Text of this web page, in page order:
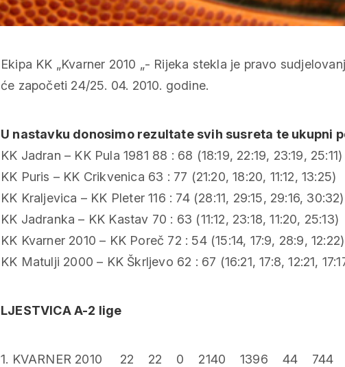
Ekipa KK „Kvarner 2010 „- Rijeka stekla je pravo
će započeti 24/25. 04. 2010. godine.
U nastavku donosimo rezultate svih susreta te ukupni
KK Jadran – KK Pula 1981 88 : 68 (18:19, 22:19, 23:19, 25:11)
KK Puris – KK Crikvenica 63 : 77 (21:20, 18:20, 11:12, 13:25)
KK Kraljevica – KK Pleter 116 : 74 (28:11, 29:15, 29:16,
KK Jadranka – KK Kastav 70 : 63 (11:12, 23:18, 11:20, 25:13)
KK Kvarner 2010 – KK Poreč 72 : 54 (15:14, 17:9, 28:9, 12:22)
KK Matulji 2000 – KK Škrljevo 62 : 67 (16:21, 17:8, 12:21,
LJESTVICA A-2 lige
1. KVARNER 2010 22 22 0 2140 1396 44 744